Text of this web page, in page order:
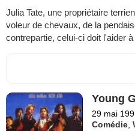
Julia Tate, une propriétaire
voleur de chevaux, de la
contrepartie, celui-ci doit l'aider
Young
29 mai
Comédie ,